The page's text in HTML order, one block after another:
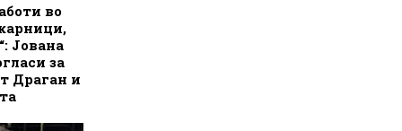
во
Јована
за
Драган и